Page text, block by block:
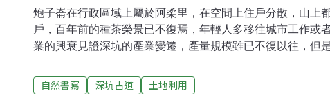
炮子崙在行政區域上屬於阿柔里，在空間上住戶分散，山上
戶，百年前的種茶榮景已不復焉，年輕人多移往城市工作或
業的興衰見證深坑的產業變遷，產量規模雖已不復以往，但
唯一見證台灣早期茶業開發史的農村地景。​​沿著茶山古道拾
將抵達林家草厝之前，在水梯田旁便可看見一棵樹勢優美、
自然書寫 深坑古道 土地利用